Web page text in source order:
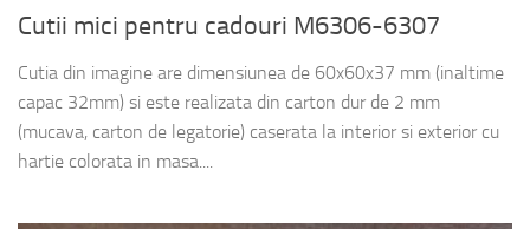
Cutii mici pentru cadouri M6306-6307
Cutia din imagine are dimensiunea de 60x60x37 mm (inaltime
capac 32mm) si este realizata din carton dur de 2 mm
(mucava, carton de legatorie) caserata la interior si exterior cu
hartie colorata in masa....